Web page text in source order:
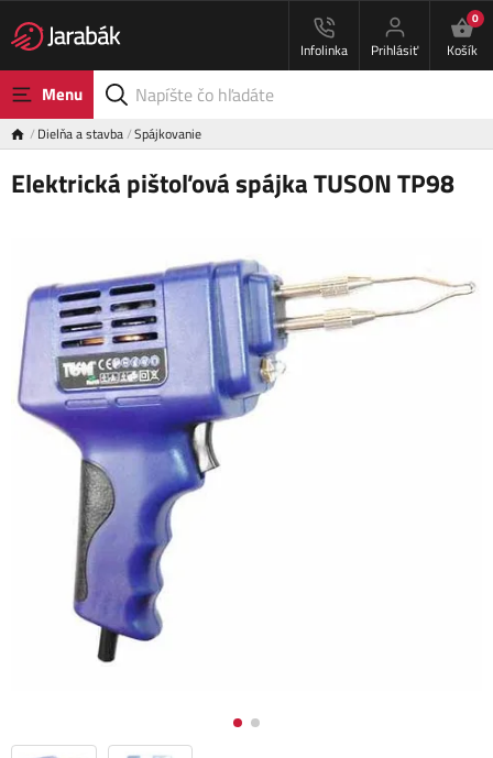
Infolinka Prihlásiť
0
Košík
Menu
Dielňa a stavba Spájkovanie
Elektrická pištoľová spájka TUSON TP98